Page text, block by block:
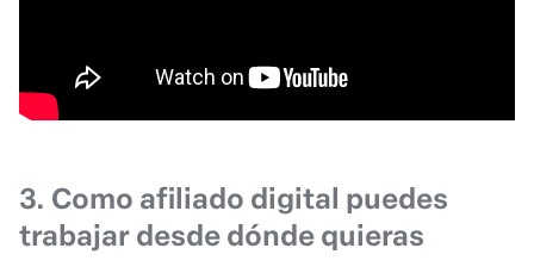
3. Como afiliado digital puedes
trabajar desde dónde quieras